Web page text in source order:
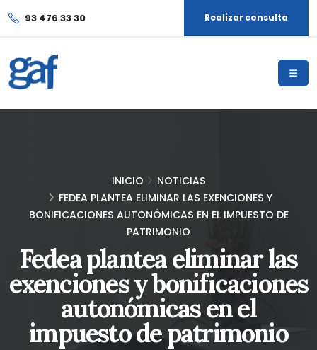
93 476 33 30 Realizar consulta
INICIO
NOTICIAS
FEDEA PLANTEA ELIMINAR LAS EXENCIONES Y
BONIFICACIONES AUTONÓMICAS EN EL IMPUESTO DE
PATRIMONIO
Fedea plantea eliminar las
exenciones y bonificaciones
autonómicas en el
impuesto de patrimonio